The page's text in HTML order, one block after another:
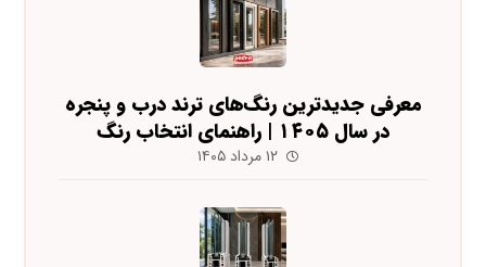
معرفی جدیدترین رنگ‌های ترند درب و پنجره
در سال ۱۴۰۵ | راهنمای انتخاب رنگ
۱۲ مرداد ۱۴۰۵